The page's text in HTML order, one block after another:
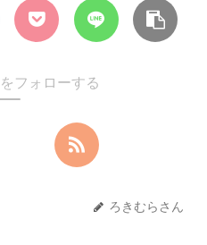
フォローする
ろきむらさん